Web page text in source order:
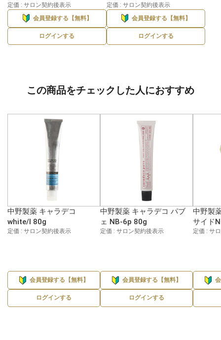
定価 : サロン契約後表示
会員登録する【無料】
ログインする
定価 : サロン契約後表示
会員登録する【無料】
ログインする
この商品をチェックした人におすすめ
中野製薬 キャラデコ
white/l 80g
定価 : サロン契約後表示
会員登録する【無料】
ログインする
中野製薬 キャラデコ パブ
ェ NB-6p 80g
定価 : サロン契約後表示
会員登録する【無料】
ログインする
中野製
サイド
定価 : サ